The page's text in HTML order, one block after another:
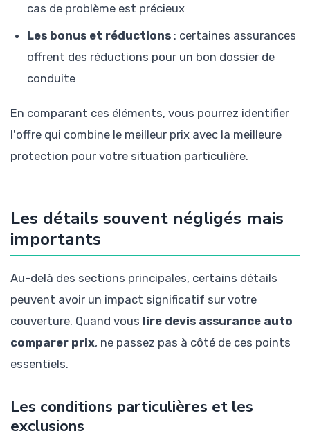
cas de problème est précieux
Les bonus et réductions : certaines assurances
offrent des réductions pour un bon dossier de
conduite
En comparant ces éléments, vous pourrez identifier
l'offre qui combine le meilleur prix avec la meilleure
protection pour votre situation particulière.
Les détails souvent négligés mais
importants
Au-delà des sections principales, certains détails
peuvent avoir un impact significatif sur votre
couverture. Quand vous lire devis assurance auto
comparer prix, ne passez pas à côté de ces points
essentiels.
Les conditions particulières et les
exclusions